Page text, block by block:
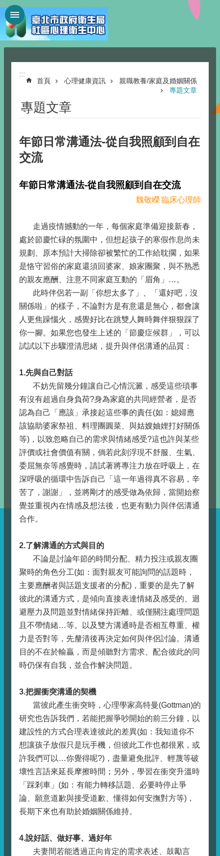
跳到主要內容區塊
:::
:::
首頁 心理健康資訊
親職教養/家庭及婚姻關係
專題文章
專題文章
年節日常溝通法-從自我照顧到自在
交流
年節日常溝通法-從自我照顧到自在交流
魏敬嶸 臨床心理師
走過疫情撼動的一年，每個家庭準備迎接新春，
處於節慶忙碌的氛圍中，但想起孩子的寒假作息尚未
規劃、原本預計大掃除卻被繁忙的工作給耽擱，如果
是恪守習俗的家庭還須回婆家、娘家團聚，與不熟悉
的親友應酬、注意不同家庭互動的「眉角」…。
此時伴侶若一副「你想太多了」、「還好吧，沒
關係啦」的樣子，不論對方是有意還是無心，都會讓
人更焦躁惱火，感覺好比在跳雙人舞時舞伴狠狠踩了
你一腳。如果您也發生上述的「節慶症候群」，可以
試試以下步驟澄清思緒，提升與伴侶溝通的品質：
1.先與自己對話
不妨先留幾分鐘讓自己心情沉澱，感受這些瑣事
有沒有超過自身負荷?身為家庭的共同經營者，是否
認為自己「應該」承接起這些事的責任(如：媳婦應
該協助婆家祭祖、料理團圓菜、與姑嫂妯娌打好關係
等)，以致忽略自己的需求與情緒感受?這也許與某些
評價或社會價值有關，倘若此刻浮現不舒服、生氣、
委屈無奈等感覺時，請試著將專注力放在呼吸上，在
深呼吸的循環中告訴自己「這一年過得真不容易，辛
苦了，謝謝」，並將剛才的感受做為依歸，當開始察
覺並重視內在情感及想法後，也更有動力與伴侶溝通
合作。
2.了解溝通的方式與目的
不論是討論年節的時間分配、精力投注或親友團
聚時的角色分工(如：面對親友可能詢問的話題時，
主要應酬者與話題支援者的分配)，重要的是先了解
彼此的溝通方式，是傾向直接表達情緒及感受的、迴
避壓力及問題並對情緒保持距離、或僅關注處理問題
且不帶情緒…等。以及雙方溝通時是否相互尊重、權
力是否對等，先釐清後再決定如何與伴侶討論。溝通
目的不在於輸贏，而是傾聽對方需求、配合彼此的同
時仍保有自我，並合作解決問題。
3.把握衝突溝通的契機
當彼此產生衝突時，心理學家高特曼(Gottman)的
研究也告訴我們，若能把握爭吵開始的前三分鐘，以
建設性的方式合理表達彼此的差異(如：我知道你不
想讓孩子放假只是玩手機，但彼此工作也都很累，或
許我們可以…你覺得呢?)，盡量避免批評、輕蔑等破
壞性言語來延長摩擦時間；另外，學習在衝突升溫時
「踩剎車」(如：有能力轉移話題、必要時停止爭
論、願意道歉與接受道歉、懂得如何安撫對方等)，
長期下來也有助於婚姻關係維持。
4.說好話、做好事、過好年
夫妻間若能透過正向肯定的需求表述、鼓勵言